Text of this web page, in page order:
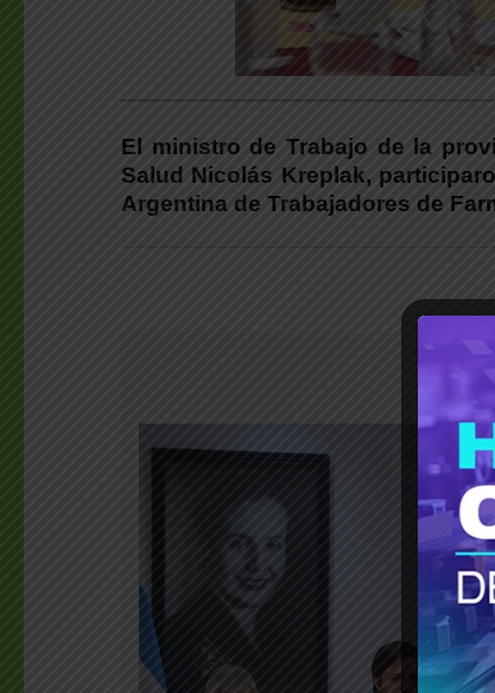
El ministro de Trabajo de la
Salud Nicolás Kreplak,
Argentina de Trabajadores de